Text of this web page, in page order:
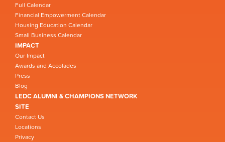
Full Calendar
Financial Empowerment Calendar
Housing Education Calendar
Small Business Calendar
IMPACT
Our Impact
Awards and Accolades
Press
Blog
LEDC ALUMNI & CHAMPIONS NETWORK
SITE
Contact Us
Locations
Privacy